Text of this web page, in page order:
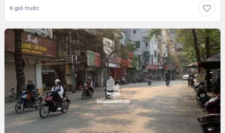
6 giờ trước